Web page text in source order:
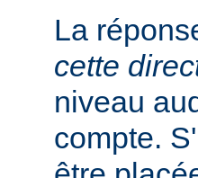
La
cette
niveau
compte.